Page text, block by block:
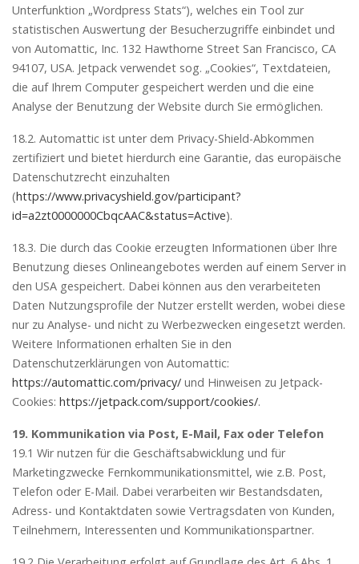
Unterfunktion „Wordpress Stats“), welches ein Tool zur
statistischen Auswertung der Besucherzugriffe einbindet und
von Automattic, Inc. 132 Hawthorne Street San Francisco, CA
94107, USA. Jetpack verwendet sog. „Cookies“, Textdateien,
die auf Ihrem Computer gespeichert werden und die eine
Analyse der Benutzung der Website durch Sie ermöglichen.
18.2. Automattic ist unter dem Privacy-Shield-Abkommen
zertifiziert und bietet hierdurch eine Garantie, das europäische
Datenschutzrecht einzuhalten
(https://www.privacyshield.gov/participant?
id=a2zt0000000CbqcAAC&status=Active).
18.3. Die durch das Cookie erzeugten Informationen über Ihre
Benutzung dieses Onlineangebotes werden auf einem Server in
den USA gespeichert. Dabei können aus den verarbeiteten
Daten Nutzungsprofile der Nutzer erstellt werden, wobei diese
nur zu Analyse- und nicht zu Werbezwecken eingesetzt werden.
Weitere Informationen erhalten Sie in den
Datenschutzerklärungen von Automattic:
https://automattic.com/privacy/ und Hinweisen zu Jetpack-
Cookies: https://jetpack.com/support/cookies/.
19. Kommunikation via Post, E-Mail, Fax oder Telefon
19.1 Wir nutzen für die Geschäftsabwicklung und für
Marketingzwecke Fernkommunikationsmittel, wie z.B. Post,
Telefon oder E-Mail. Dabei verarbeiten wir Bestandsdaten,
Adress- und Kontaktdaten sowie Vertragsdaten von Kunden,
Teilnehmern, Interessenten und Kommunikationspartner.